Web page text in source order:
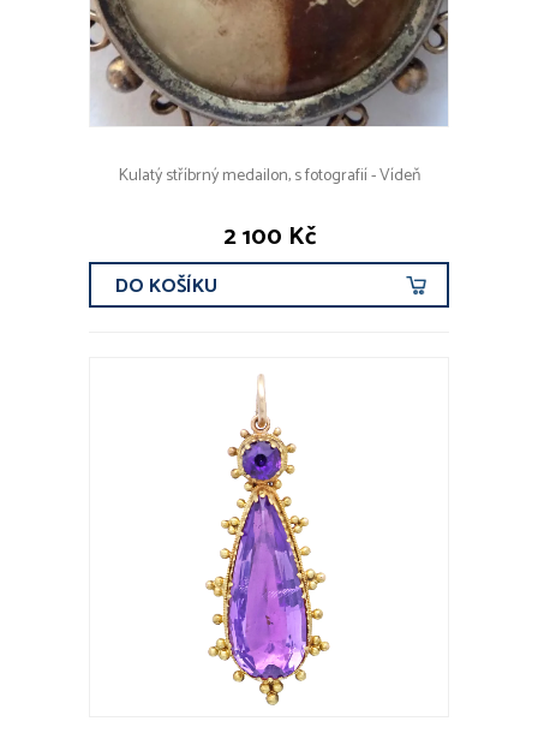
Kulatý stříbrný medailon, s fotografií - Vídeň
2 100 Kč
DO KOŠÍKU